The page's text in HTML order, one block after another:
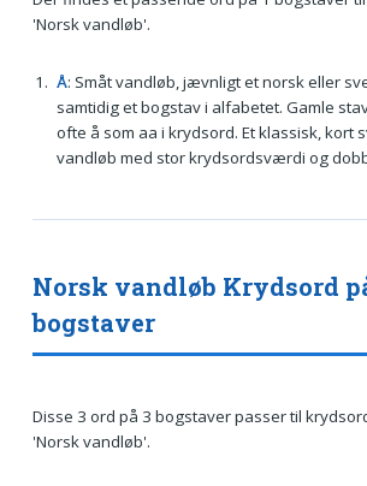
'Norsk vandløb'.
Å: Småt vandløb, jævnligt et norsk eller
samtidig et bogstav i alfabetet. Gamle
ofte å som aa i krydsord. Et klassisk, kort
vandløb med stor krydsordsværdi og
Norsk vandløb Krydsord
bogstaver
Disse 3 ord på 3 bogstaver passer til
'Norsk vandløb'.